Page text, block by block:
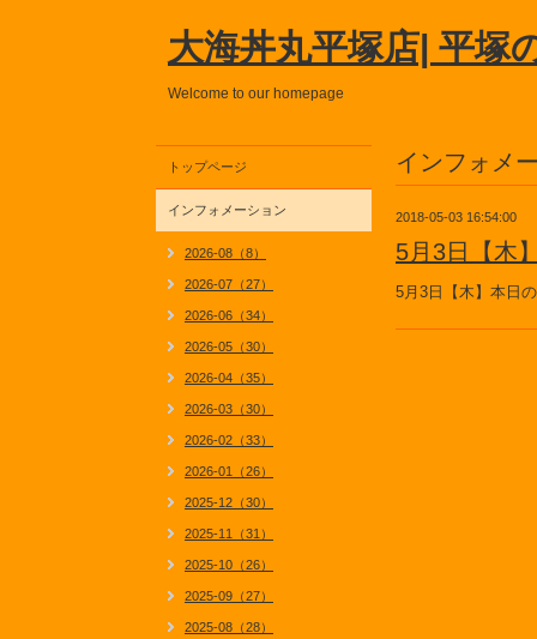
大海丼丸平塚店| 平塚
Welcome to our homepage
インフォメ
2018-05-03 16:54:00
5月3日【木
5月3日【木】本日
トップページ
インフォメーション
2026-08（8）
2026-07（27）
2026-06（34）
2026-05（30）
2026-04（35）
2026-03（30）
2026-02（33）
2026-01（26）
2025-12（30）
2025-11（31）
2025-10（26）
2025-09（27）
2025-08（28）